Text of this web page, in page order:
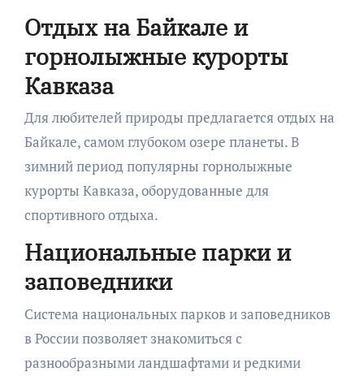
Отдых на Байкале и
горнолыжные курорты
Кавказа
Для любителей природы предлагается отдых на
Байкале, самом глубоком озере планеты. В
зимний период популярны горнолыжные
курорты Кавказа, оборудованные для
спортивного отдыха.
Национальные парки и
заповедники
Система национальных парков и заповедников
в России позволяет знакомиться с
разнообразными ландшафтами и редкими